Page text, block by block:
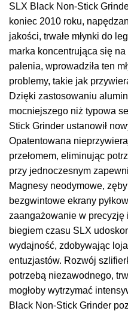
SLX Black Non-Stick
koniec 2010 roku,
jakości, trwałe młynki do
marka koncentrująca się
palenia, wprowadziła ten
problemy, takie jak
Dzięki zastosowaniu
mocniejszego niż typowa
Stick Grinder ustanowił
Opatentowana
przełomem, eliminując
przy jednoczesnym
Magnesy neodymowe,
bezgwintowe ekrany
zaangażowanie w precyzję
biegiem czasu SLX
wydajność, zdobywając
entuzjastów. Rozwój
potrzebą niezawodnego,
mogłoby wytrzymać
Black Non-Stick Grinder